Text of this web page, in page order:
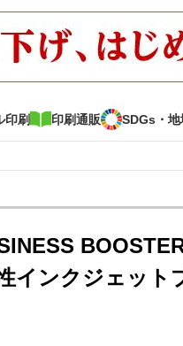
印刷 印刷通販 SDGs・地
テンツ インタビュー
印刷通販 SDGs・地域
インクジェッ